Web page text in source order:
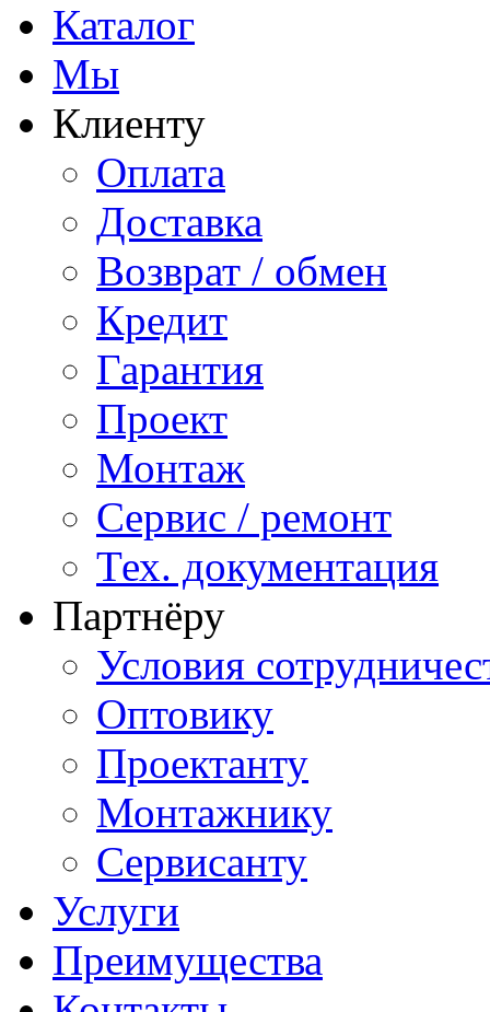
Каталог
Мы
Клиенту
Оплата
Доставка
Возврат / обмен
Кредит
Гарантия
Проект
Монтаж
Сервис / ремонт
Тех. документация
Партнёру
Условия
Оптовику
Проектанту
Монтажнику
Сервисанту
Услуги
Преимущества